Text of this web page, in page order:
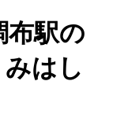
布駅の
はし